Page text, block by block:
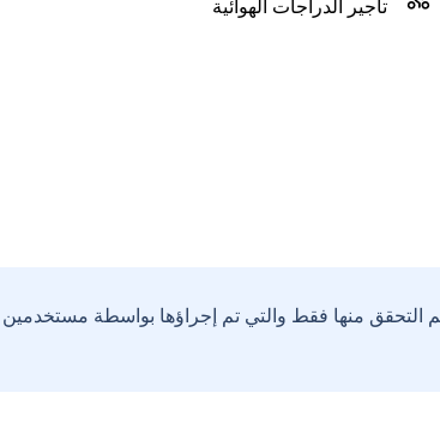
منها فقط والتي تم إجراؤها بواسطة